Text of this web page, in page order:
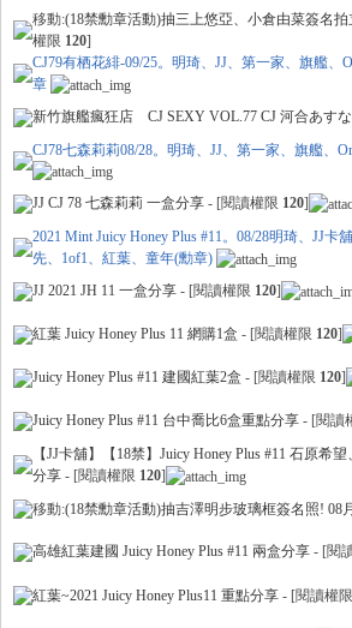
移動:(18禁勳章活動)抽三上悠亞、小倉由菜簽名
權限 120]
CJ79有栖花緋-09/25。明琦、JJ、第一家、旗艦
章
新竹旗艦瘋狂店 CJ SEXY VOL.77 CJ 河合あす
CJ78七森莉莉08/28。明琦、JJ、第一家、旗艦、
JJ CJ 78 七森莉莉 一盒分享 - [閱讀權限 120]
2021 Mint Juicy Honey Plus #11。08/28明琦、JJ
先、1of1、紅葉、童年(勳章)
JJ 2021 JH 11 一盒分享 - [閱讀權限 120]
紅葉 Juicy Honey Plus 11 網購1盒 - [閱讀權限 120]
Juicy Honey Plus #11 建國紅葉2盒 - [閱讀權限 120]
Juicy Honey Plus #11 台中喬比6盒重點分享 - [閱讀
【JJ卡舖】【18禁】Juicy Honey Plus #11 石原
分享 - [閱讀權限 120]
移動:(18禁勳章活動)抽吉澤明步玻璃框簽名照! 08
高雄紅葉建國 Juicy Honey Plus #11 兩盒分享 - [閱
紅葉~2021 Juicy Honey Plus11 重點分享 - [閱讀權